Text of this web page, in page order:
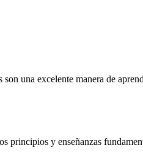
son una excelente manera de
principios y enseñanzas